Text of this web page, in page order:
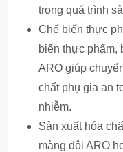
trong quá trình
Chế biến thực
biến thực phẩm,
ARO giúp
chất phụ gia an
nhiễm.
Sản xuất hóa
màng đôi ARO